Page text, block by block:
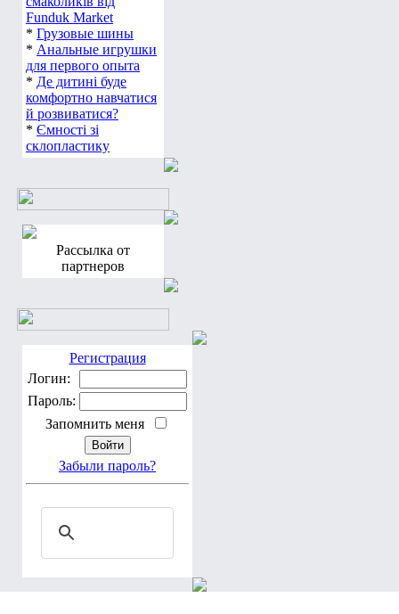
Funduk Market
* Грузовые шины
* Анальные игрушки
для первого опыта
* Де дитині буде
комфортно навчатися
й розвиватися?
* Ємності зі
склопластику
Рассылка от
партнеров
Регистрация
Логин:
Пароль:
Запомнить меня
Забыли пароль?